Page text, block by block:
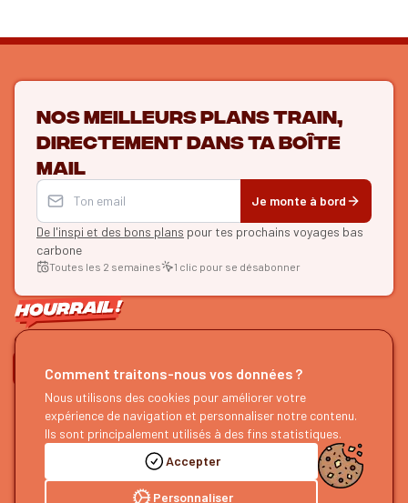
Nos meilleurs plans train,
directement dans ta boîte
mail
Je monte à bord
De l'inspi et des bons plans pour tes prochains voyages bas
carbone
Toutes les 2 semaines 1 clic pour se désabonner
ON SE SUIT ?
HOURRAIL !
À propos
Devenir partenaire
Nous faire un retour
EXPLORER
Recherche d'itinéraires
Nos guides
Notre blog
Notre podcast
Accepter
Personnaliser
Comment traitons-nous vos données ?
Nous utilisons des cookies pour améliorer votre
expérience de navigation et personnaliser notre contenu.
Ils sont principalement utilisés à des fins statistiques.